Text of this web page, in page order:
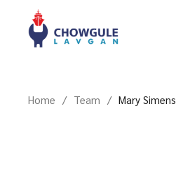
Home Team Mary Simens